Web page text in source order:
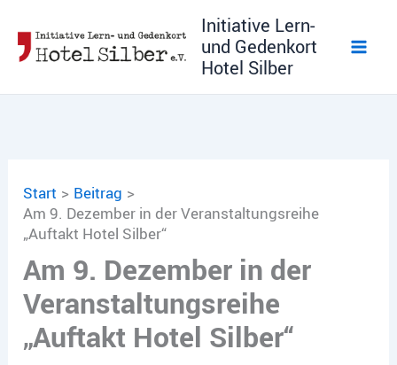
Inhalt
springen
Initiative Lern-
und Gedenkort
Hotel Silber
Start
Beitrag
Am 9. Dezember in der Veranstaltungsreihe
„Auftakt Hotel Silber“
Am 9. Dezember in der
Veranstaltungsreihe
„Auftakt Hotel Silber“